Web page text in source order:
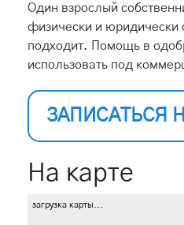
Один взрослый
физически и юридически
подходит. Помощь в
использовать под
ЗАПИСАТЬСЯ
На карте
загрузка карты...